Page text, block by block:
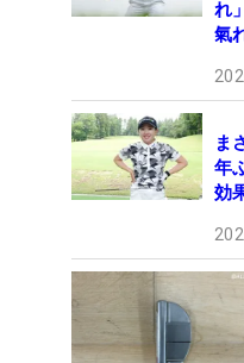
れ
氣
ま
年
効